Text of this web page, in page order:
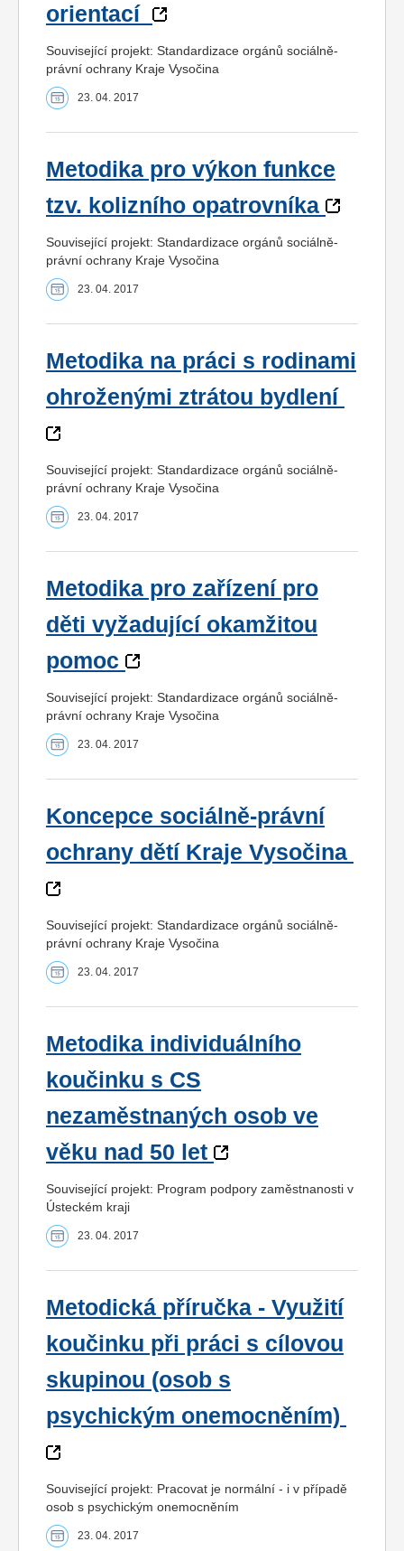
orientací
Související projekt: Standardizace orgánů sociálně-
právní ochrany Kraje Vysočina
23. 04. 2017
Metodika pro výkon funkce
tzv. kolizního opatrovníka
Související projekt: Standardizace orgánů sociálně-
právní ochrany Kraje Vysočina
23. 04. 2017
Metodika na práci s rodinami
ohroženými ztrátou bydlení
Související projekt: Standardizace orgánů sociálně-
právní ochrany Kraje Vysočina
23. 04. 2017
Metodika pro zařízení pro
děti vyžadující okamžitou
pomoc
Související projekt: Standardizace orgánů sociálně-
právní ochrany Kraje Vysočina
23. 04. 2017
Koncepce sociálně-právní
ochrany dětí Kraje Vysočina
Související projekt: Standardizace orgánů sociálně-
právní ochrany Kraje Vysočina
23. 04. 2017
Metodika individuálního
koučinku s CS
nezaměstnaných osob ve
věku nad 50 let
Související projekt: Program podpory zaměstnanosti v
Ústeckém kraji
23. 04. 2017
Metodická příručka - Využití
koučinku při práci s cílovou
skupinou (osob s
psychickým onemocněním)
Související projekt: Pracovat je normální - i v případě
osob s psychickým onemocněním
23. 04. 2017